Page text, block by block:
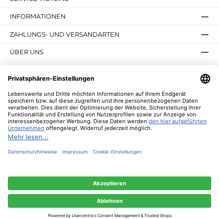
INFORMATIONEN
ZAHLUNGS- UND VERSANDARTEN
ÜBER UNS
NEWSLETTER
* Alle Preise inkl. gesetzl. Mehrwertsteuer zzgl.
Nachnahmegebühren, wenn nicht anders angegeben.
können.Mehr Informationen ...
Nur technisch notwendige Konfigurieren